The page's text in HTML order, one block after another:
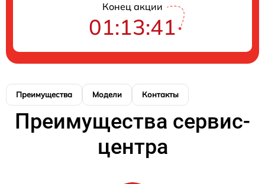
Конец акции
01:13:40
Преимущества Модели Контакты
Преимущества сервис-
центра